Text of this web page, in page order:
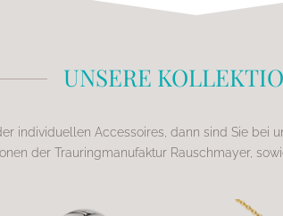
UNSERE
individuellen Accessoires, dann sind Sie bei
der Trauringmanufaktur Rauschmayer,